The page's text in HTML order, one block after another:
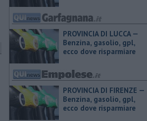
PROVINCIA DI LUCCA — ​
Benzina, gasolio, gpl,
ecco dove risparmiare
PROVINCIA DI FIRENZE — ​
Benzina, gasolio, gpl,
ecco dove risparmiare